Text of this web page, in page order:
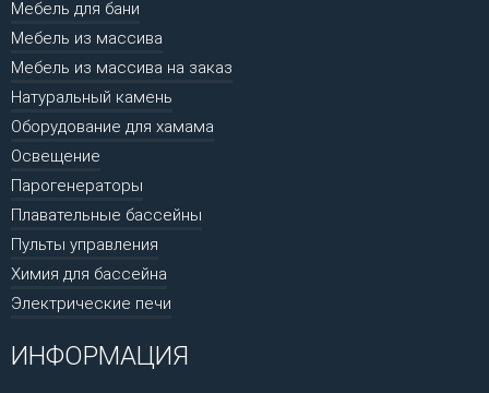
Мебель для бани
Мебель из массива
Мебель из массива на заказ
Натуральный камень
Оборудование для хамама
Освещение
Парогенераторы
Плавательные бассейны
Пульты управления
Химия для бассейна
Электрические печи
ИНФОРМАЦИЯ